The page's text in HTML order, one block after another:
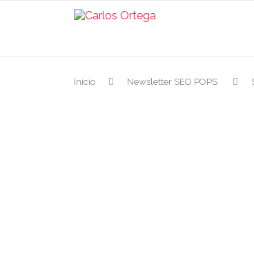
Inicio Newsletter SEO POPS